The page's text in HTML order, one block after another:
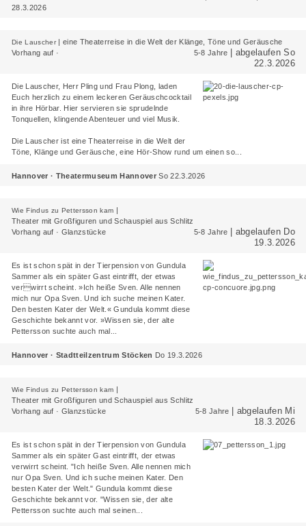
28.3.2026
Die Lauscher | eine Theaterreise in die Welt der Klänge, Töne und Geräusche
Vorhang auf ·
5-8 Jahre
| abgelaufen So
22.3.2026
Die Lauscher, Herr Pling und Frau Plong, laden
Euch herzlich zu einem leckeren Geräuschcocktail
in ihre Hörbar. Hier servieren sie sprudelnde
Tonquellen, klingende Abenteuer und viel Musik.
Die Lauscher ist eine Theaterreise in die Welt der
Töne, Klänge und Geräusche, eine Hör-Show rund um einen so...
Hannover · Theatermuseum Hannover So 22.3.2026
Wie Findus zu Pettersson kam |
Theater mit Großfiguren und Schauspiel aus Schlitz
Vorhang auf · Glanzstücke
5-8 Jahre
| abgelaufen Do
19.3.2026
Es ist schon spät in der Tierpension von Gundula
Sammer als ein später Gast eintrifft, der etwas
verwirrt scheint. »Ich heiße Sven. Alle nennen
mich nur Opa Sven. Und ich suche meinen Kater.
Den besten Kater der Welt.« Gundula kommt diese
Geschichte bekannt vor. »Wissen sie, der alte
Pettersson suchte auch mal...
Hannover · Stadtteilzentrum Stöcken Do 19.3.2026
Wie Findus zu Pettersson kam |
Theater mit Großfiguren und Schauspiel aus Schlitz
Vorhang auf · Glanzstücke
5-8 Jahre
| abgelaufen Mi
18.3.2026
Es ist schon spät in der Tierpension von Gundula
Sammer als ein später Gast eintrifft, der etwas
verwirrt scheint. "Ich heiße Sven. Alle nennen mich
nur Opa Sven. Und ich suche meinen Kater. Den
besten Kater der Welt." Gundula kommt diese
Geschichte bekannt vor. "Wissen sie, der alte
Pettersson suchte auch mal seinen...